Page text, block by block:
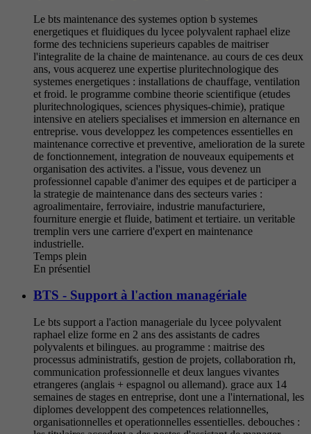
Le bts maintenance des systemes option b systemes
energetiques et fluidiques du lycee polyvalent raphael elize
forme des techniciens superieurs capables de maitriser
l'integralite de la chaine de maintenance. au cours de ces deux
ans, vous acquerez une expertise pluritechnologique des
systemes energetiques : installations de chauffage, ventilation
et froid. le programme combine theorie scientifique (etudes
pluritechnologiques, sciences physiques-chimie), pratique
intensive en ateliers specialises et immersion en alternance en
entreprise. vous developpez les competences essentielles en
maintenance corrective et preventive, amelioration de la surete
de fonctionnement, integration de nouveaux equipements et
organisation des activites. a l'issue, vous devenez un
professionnel capable d'animer des equipes et de participer a
la strategie de maintenance dans des secteurs varies :
agroalimentaire, ferroviaire, industrie manufacturiere,
fourniture energie et fluide, batiment et tertiaire. un veritable
tremplin vers une carriere d'expert en maintenance
industrielle.
Temps plein
En présentiel
BTS - Support à l'action managériale
Le bts support a l'action manageriale du lycee polyvalent
raphael elize forme en 2 ans des assistants de cadres
polyvalents et bilingues. au programme : maitrise des
processus administratifs, gestion de projets, collaboration rh,
communication professionnelle et deux langues vivantes
etrangeres (anglais + espagnol ou allemand). grace aux 14
semaines de stages en entreprise, dont une a l'international, les
diplomes developpent des competences relationnelles,
organisationnelles et operationnelles essentielles. debouches :